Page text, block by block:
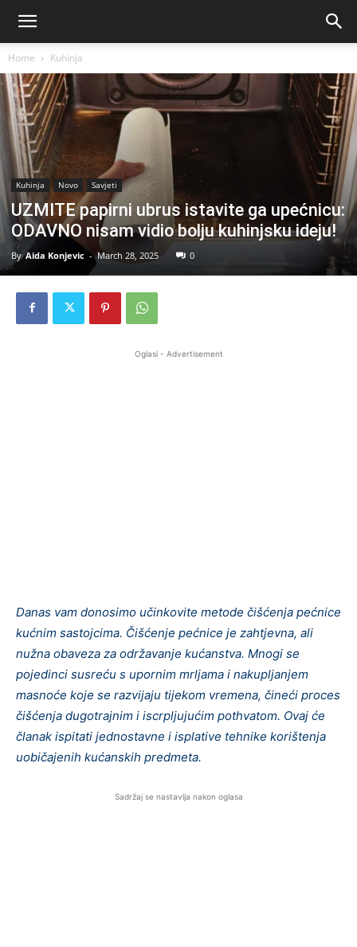
Home Kuhinja
Kuhinja Novo Savjeti
UZMITE papirni ubrus istavite ga upećnicu:
ODAVNO nisam vidio bolju kuhinjsku ideju!
By Aida Konjevic - March 28, 2025 0
Oglasi - Advertisement
Danas vam donosimo učinkovite metode čišćenja pećnice
kućnim sastojcima. Čišćenje pećnice je zahtjevna, ali
nužna obaveza za održavanje kućanstva. Mnogi se
pojedinci susreću s upornim mrljama i nakupljanjem
masnoće koje se razvijaju tijekom vremena, čineći proces
čišćenja dugotrajnim i iscrpljujućim pothvatom. Ovaj će
članak ispitati jednostavne i isplative tehnike korištenja
uobičajenih kućanskih predmeta.
Sadržaj se nastavlja nakon oglasa